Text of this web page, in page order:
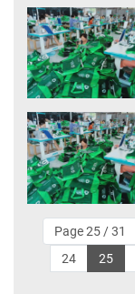
Page 25 / 31
24
25